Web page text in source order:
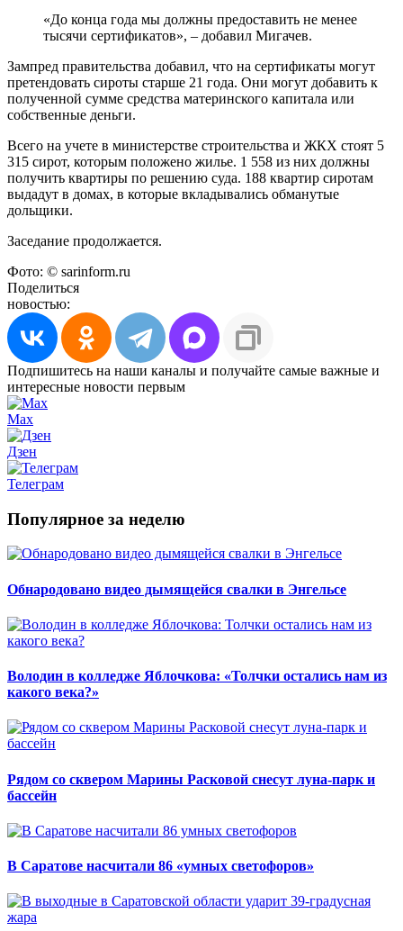
«До конца года мы должны предоставить не менее
тысячи сертификатов», – добавил Мигачев.
Зампред правительства добавил, что на сертификаты могут
претендовать сироты старше 21 года. Они могут добавить к
полученной сумме средства материнского капитала или
собственные деньги.
Всего на учете в министерстве строительства и ЖКХ стоят 5
315 сирот, которым положено жилье. 1 558 из них должны
получить квартиры по решению суда. 188 квартир сиротам
выдадут в домах, в которые вкладывались обманутые
дольщики.
Заседание продолжается.
Фото: © sarinform.ru
Поделиться
новостью:
Подпишитесь на наши каналы и получайте самые важные и
интересные новости первым
Max
Дзен
Телеграм
Популярное за неделю
Обнародовано видео дымящейся свалки в Энгельсе
Володин в колледже Яблочкова: «Толчки остались нам из
какого века?»
Рядом со сквером Марины Расковой снесут луна-парк и
бассейн
В Саратове насчитали 86 «умных светофоров»